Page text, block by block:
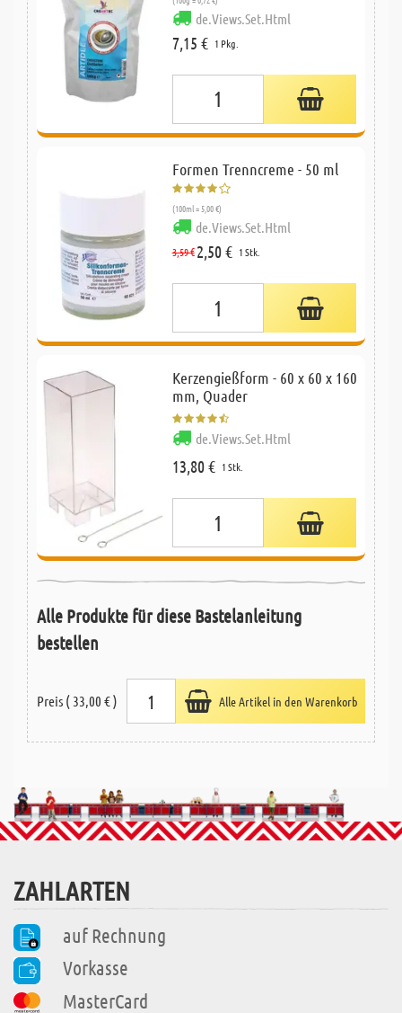
de.Views.Set.Html
7,15 € 1 Pkg.
Formen Trenncreme - 50 ml
(100ml = 5,00 €)
de.Views.Set.Html
3,59 € 2,50 € 1 Stk.
Kerzengießform - 60 x 60 x 160
mm, Quader
de.Views.Set.Html
13,80 € 1 Stk.
Alle Produkte für diese Bastelanleitung
bestellen
Preis ( 33,00 € ) Alle Artikel in den Warenkorb
ZAHLARTEN
auf Rechnung
Vorkasse
MasterCard